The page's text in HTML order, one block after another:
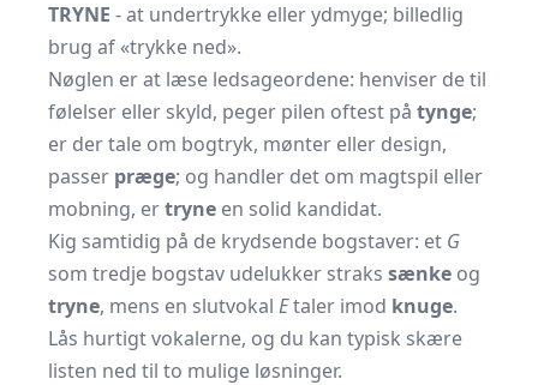
TRYNE - at undertrykke eller ydmyge; billedlig
brug af «trykke ned».
Nøglen er at læse ledsage­ordene: henviser de til
følelser eller skyld, peger pilen oftest på tynge;
er der tale om bogtryk, mønter eller design,
passer præge; og handler det om magtspil eller
mobning, ertryne en solid kandidat.
Kig samtidig på de krydsende bogstaver: et G
som tredje bogstav udelukker straks sænke og
tryne, mens en slutvokal Etaler imod knuge.
Lås hurtigt vokalerne, og du kan typisk skære
listen ned til to mulige løsninger.